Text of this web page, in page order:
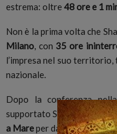
estrema: oltre 48 ore e 1
Non è la prima volta che
Milano, con 35 ore
l’impresa nel suo
nazionale.
Dopo la conferenza
supportato Shame nella
a Mareper dare il via